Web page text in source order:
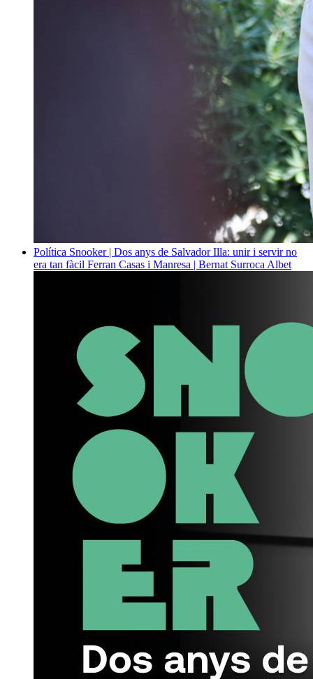
Política Snooker | Dos anys de Salvador Illa: unir i servir no
era tan fàcil Ferran Casas i Manresa | Bernat Surroca Albet